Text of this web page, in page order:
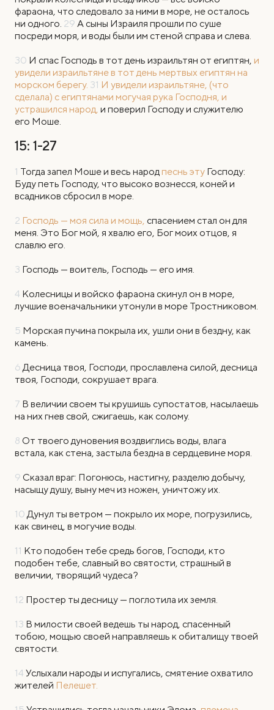
фараона, что следовало за ними в море, не осталось
ни одного. 29 А сыны Израиля прошли по суше
посреди моря, и воды были им стеной справа и слева.
30 И спас Господь в тот день израильтян от египтян, и
увидели израильтяне в тот день мертвых египтян на
морском берегу. 31 И увидели израильтяне, (что
сделала) с египтянами могучая рука Господня, и
устрашился народ, и поверил Господу и служителю
его Моше.
15: 1-27
1 Тогда запел Моше и весь народ песнь эту Господу:
Буду петь Господу, что высоко вознесся, коней и
всадников сбросил в море.
2 Господь — моя сила и мощь, спасением cтал он для
меня. Это Бог мой, я хвалю его, Бог моих отцов, я
славлю его.
3 Господь — воитель, Господь — его имя.
4 Колесницы и войско фараона скинул он в море,
лучшие военачальники утонули в море Тростниковом.
5 Морская пучина покрыла их, ушли они в бездну, как
камень.
6Десница твоя, Господи, прославлена силой, десница
твоя, Господи, сокрушает врага.
7 В величии своем ты крушишь супостатов, насылаешь
на них гнев свой, сжигаешь, как солому.
8 От твоего дуновения воздвиглись воды, влага
встала, как стена, застыла бездна в сердцевине моря.
9 Сказал враг: Погонюсь, настигну, разделю добычу,
насыщу душу, выну меч из ножен, уничтожу их.
10Дунул ты ветром — покрыло их море, погрузились,
как свинец, в могучие воды.
11 Кто подобен тебе средь богов, Господи, кто
подобен тебе, славный во святости, страшный в
величии, творящий чудеса?
12 Простер ты десницу — поглотила их земля.
13 В милости своей ведешь ты народ, спасенный
тобою, мощью своей направляешь к обиталищу твоей
святости.
14 Услыхали народы и испугались, смятение охватило
жителей Пелешет.